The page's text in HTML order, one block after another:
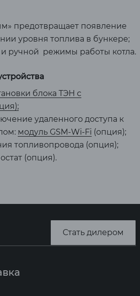
предотвращает появление
уровня топлива в бункере;
и ручной режимы работы котла.
блока ТЭН с
удаленного доступа к
модуль GSM-Wi-Fi (опция);
топливопровода (опция);
(опция).
Стать дилером